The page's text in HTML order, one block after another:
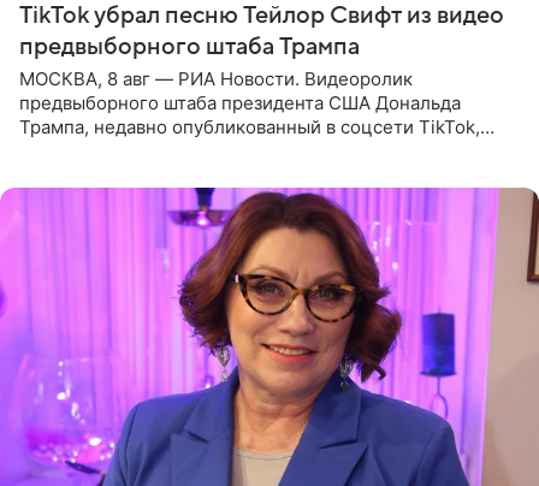
TikTok убрал песню Тейлор Свифт из видео
предвыборного штаба Трампа
МОСКВА, 8 авг — РИА Новости. Видеоролик
предвыборного штаба президента США Дональда
Трампа, недавно опубликованный в соцсети TikTok,